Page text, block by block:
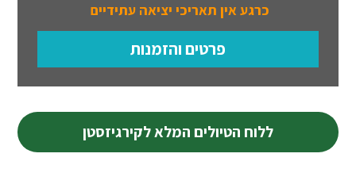
כרגע אין תאריכי יציאה עתידיים
פרטים והזמנות
ללוח הטיולים המלא לקירגיזסטן